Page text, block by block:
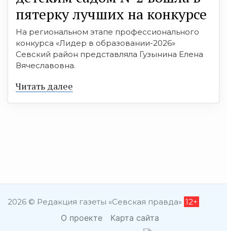
пятерку лучших на конкурсе
На региональном этапе профессионального
конкурса «Лидер в образовании-2026»
Севский район представляла Гузынина Елена
Вячеславовна.
Читать далее
2026 © Редакция газеты «Севская правда» 12+
О проекте Карта сайта